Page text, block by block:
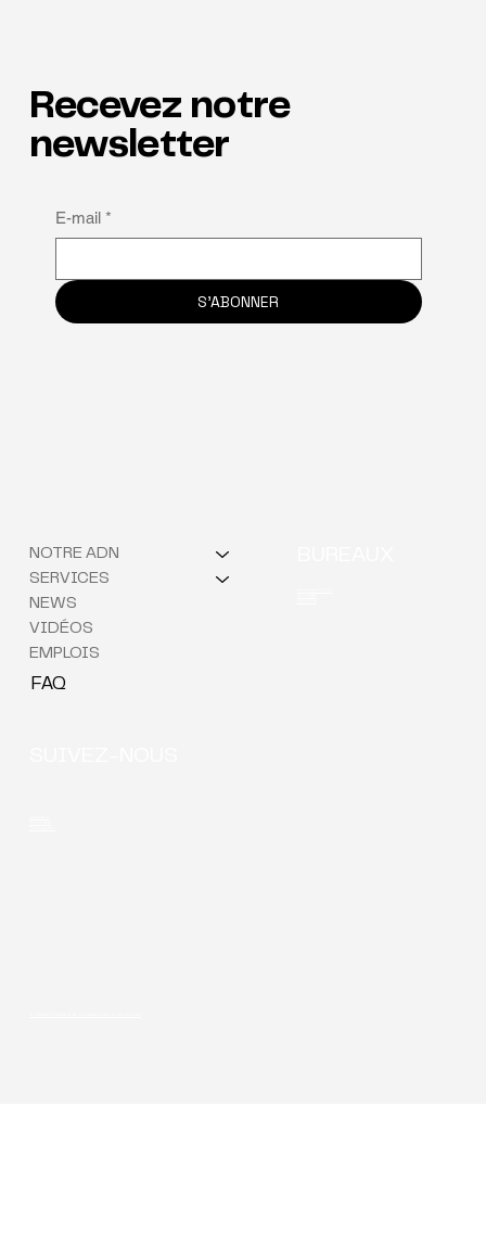
rétention
Recevez notre
newsletter
E-mail *
S'ABONNER
NOTRE ADN
SERVICES
NEWS
VIDÉOS
EMPLOIS
FAQ